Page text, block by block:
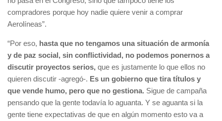
compradores porque hoy nadie quiere venir a comprar
Aerolíneas”.
“Por eso, hasta que no tengamos una situación de armonía
y de paz social, sin conflictividad, no podemos ponernos a
discutir proyectos serios, que es justamente lo que ellos no
quieren discutir -agregó-. Es un gobierno que tira títulos y
que vende humo, pero que no gestiona. Sigue de campaña
pensando que la gente todavía lo aguanta. Y se aguanta si la
gente tiene expectativas de que en algún momento esto va a